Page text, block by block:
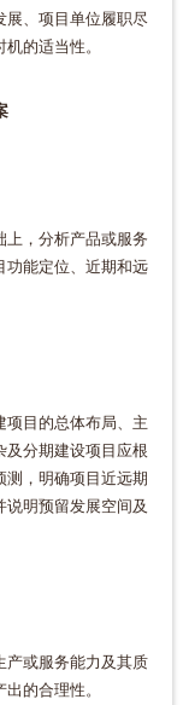
展、项目单位履职尽
的适当性。
上，分析产品或服务
功能定位、近期和远
项目的总体布局、主
及分期建设项目应根
测，明确项目近远期
明预留发展空间及
产或服务能力及其质
的合理性。